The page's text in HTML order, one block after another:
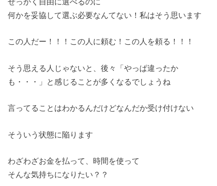
何かを妥協して選ぶ必要なんてない！私はそう思います
この人だー！！！この人に頼む！この人を頼る！！！
そう思える人じゃないと、後々「やっぱ違ったか
も・・・」と感じることが多くなるでしょうね
言ってることはわかるんだけどなんだか受け付けない
そういう状態に陥ります
わざわざお金を払って、時間を使って
そんな気持ちになりたい？？